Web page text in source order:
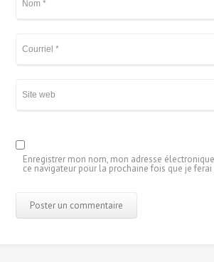
Enregistrer mon nom, mon adresse
ce navigateur pour la prochaine fois que je